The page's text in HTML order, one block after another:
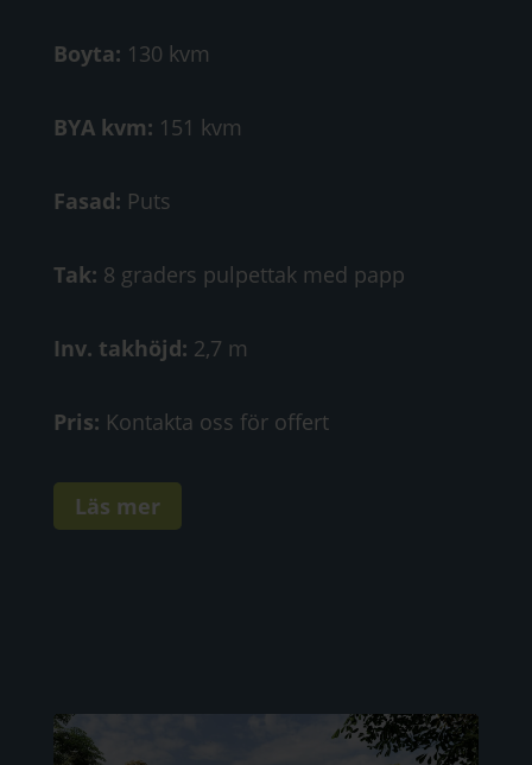
Boyta: 130 kvm
BYA kvm: 151 kvm
Fasad: Puts
Tak: 8 graders pulpettak med papp
Inv. takhöjd: 2,7 m
Pris: Kontakta oss för offert
Läs mer